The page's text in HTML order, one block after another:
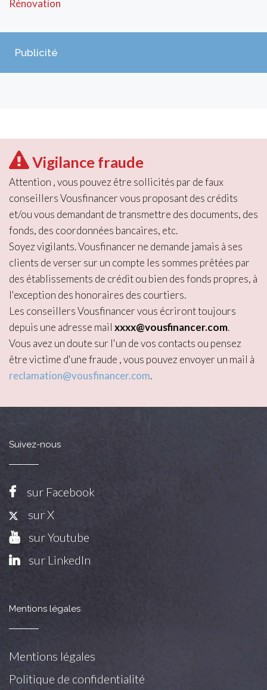
Rénovation
Publicité
Vigilance fraude
Attention , vous pouvez être sollicités par de faux
conseillers Vousfinancer vous proposant des crédits
et/ou vous demandant de transmettre des documents, des
fonds, des coordonnées bancaires, etc.
Soyez vigilants. Vousfinancer ne demande jamais à ses
clients de verser sur un compte les sommes prêtées par
des établissements de crédit ou bien des fonds propres, à
l'exception des honoraires des courtiers.
Les conseillers Vousfinancer vous écriront toujours
depuis une adresse mail xxxx@vousfinancer.com.
Vous avez un doute sur l'un de vos contacts ou pensez
être victime d'une fraude , vous pouvez envoyer un mail à
reclamation@vousfinancer.com.
Suivez-nous
sur Facebook
sur X
sur Youtube
sur LinkedIn
Mentions légales
Mentions légales
Politique de confidentialité